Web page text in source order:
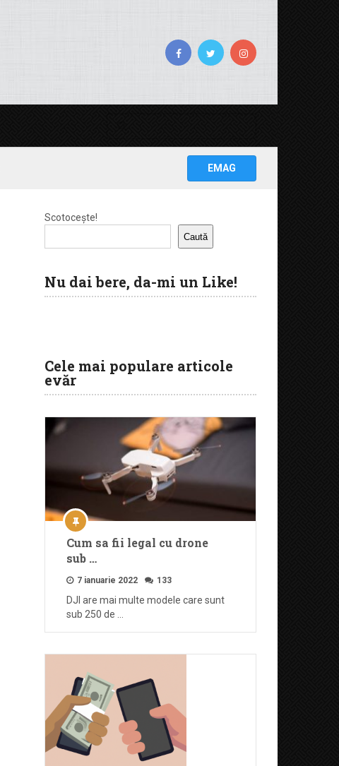
EMAG
Scotocește!
Caută
Nu dai bere, da-mi un Like!
Cele mai populare articole
evăr
Cum sa fii legal cu drone
sub …
7 ianuarie 2022 133
DJI are mai multe modele care sunt
sub 250 de …